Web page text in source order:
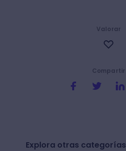
Compartir
Valorar
Explora otras categorías